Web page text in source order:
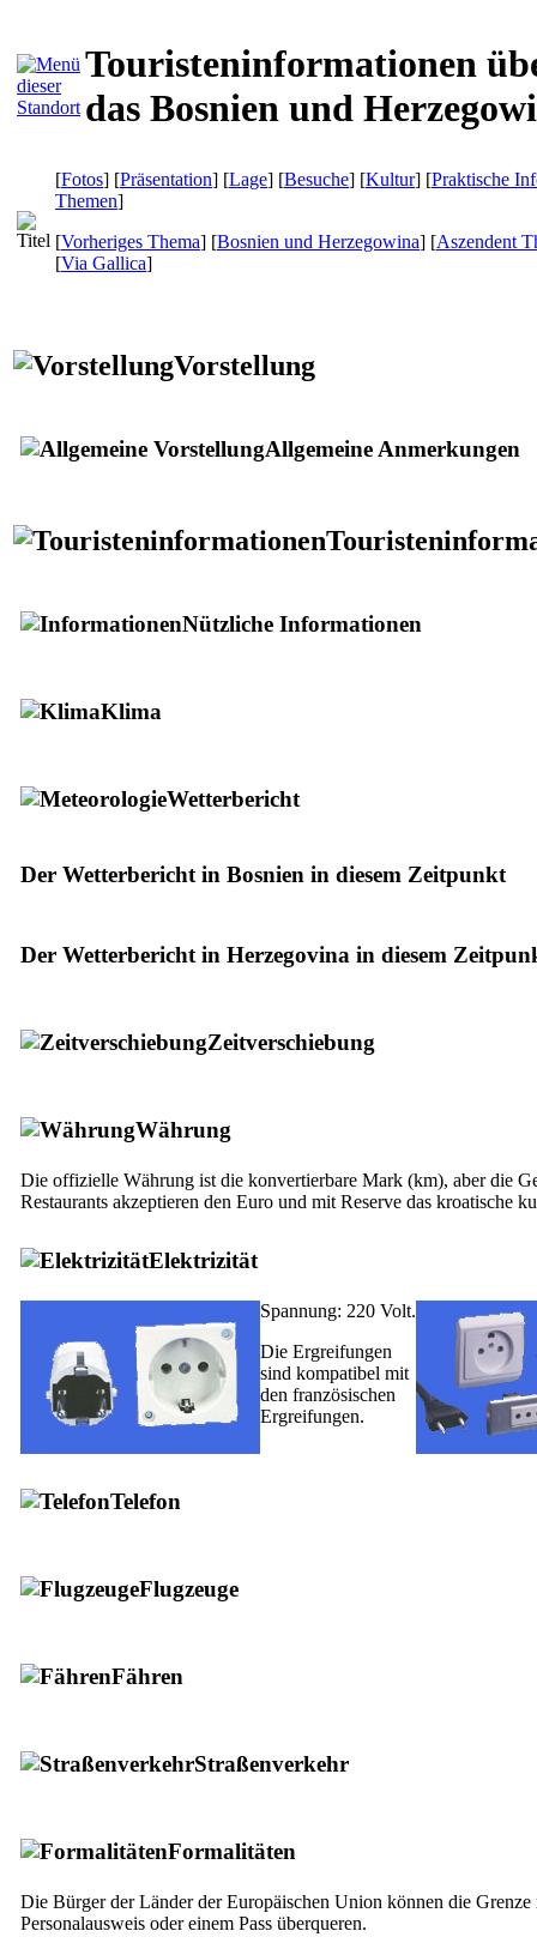
Touristeninformationen
das Bosnien und
[Fotos] [Präsentation] [Lage] [Besuche] [Kultur] [Praktische
Themen]
[Vorheriges Thema] [Bosnien und Herzegowina] [Aszendent
[Via Gallica]
Vorstellung
Allgemeine Anmerkungen
Nützliche Informationen
Klima
Wetterbericht
Der Wetterbericht in Bosnien in diesem Zeitpunkt
Der Wetterbericht in Herzegovina in diesem
Zeitverschiebung
Währung
Die offizielle Währung ist die konvertierbare Mark (km), aber die
Restaurants akzeptieren den Euro und mit Reserve das kroatische
Elektrizität
Spannung: 220 Volt.
Die Ergreifungen
sind kompatibel mit
den französischen
Ergreifungen.
Telefon
Flugzeuge
Fähren
Straßenverkehr
Formalitäten
Die Bürger der Länder der Europäischen Union können die Grenze
Personalausweis oder einem Pass überqueren.